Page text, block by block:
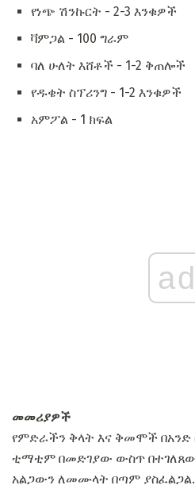
የነጭ ሽንኩርት - 2-3 እንቁዎች
ቫምጋል - 100 ግራም
ባለ ሁለት እሸቶች - 1-2 ቅጠሎች
የዱቄት ስፕሪንግ - 1-2 እንቁዎች
አምፖል - 1 ክፍል
ad
መመሪያዎች
የምድራችን ቅላት እና ቅመሞች በአንድ
ቲማቲም በመድገያው ውስጥ
አልጋውን ለመሙላት በጣም ያስፈልጋል.